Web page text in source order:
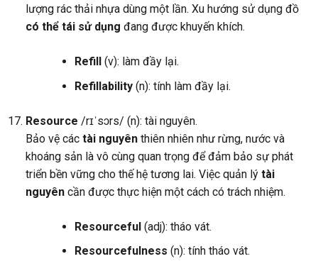
lượng rác thải nhựa dùng một lần. Xu hướng sử dụng đồ
có thể tái sử dụng đang được khuyến khích.
Refill
(v): làm đầy lại.
Refillability(n): tính làm đầy lại.
Resource /rɪˈsɔrs/ (n): tài nguyên.
Bảo vệ các tài nguyênthiên nhiên như rừng, nước và
khoáng sản là vô cùng quan trọng để đảm bảo sự phát
triển bền vững cho thế hệ tương lai. Việc quản lý tài
nguyêncần được thực hiện một cách có trách nhiệm.
Resourceful(adj): tháo vát.
Resourcefulness (n): tính tháo vát.